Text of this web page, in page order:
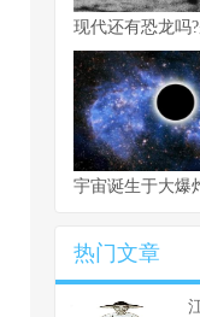
现代还有恐龙吗
宇宙诞生于大爆
热门文章